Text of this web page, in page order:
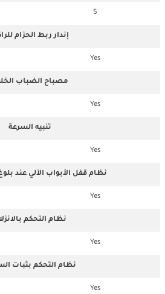
5
إندار ربط الحزام
Yes
مصباح الضباب
Yes
تنبيه السرعة
Yes
نظام قفل الأبواب الآلي عند
Yes
نظام التحكم
Yes
نظام التحكم بثبات
Yes